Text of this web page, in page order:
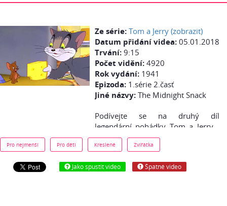
Ze série: Tom a Jerry (zobrazit)
Datum přidání videa: 05.01.2018
Trvání: 9:15
Počet vidění: 4920
Rok vydání: 1941
Epizoda: 1.série 2.časť
Jiné názvy: The Midnight Snack
Podívejte se na druhý díl
legendární pohádky Tom a Jerry -
Půlnoční svačinka - zdarma online.
Pro nejmenší Pro děti Kreslené Zvířátka
Jako spustit video Špatné video